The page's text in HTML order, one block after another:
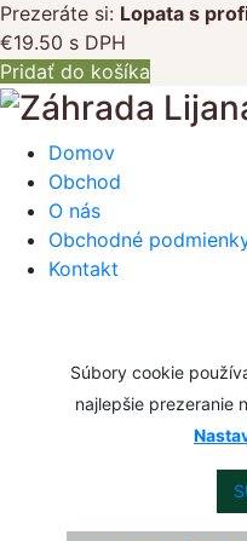
Prezeráte si: Lopata s
€19.50 s DPH
Pridať do košíka
Domov
Obchod
O nás
Obchodné
Kontakt
Súbory cookie
najlepšie prezeranie